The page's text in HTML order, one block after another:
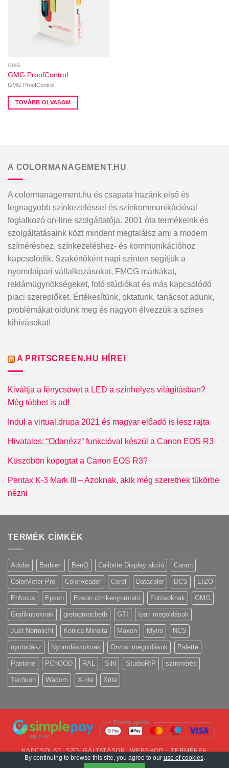
GMG
GMG ProofControl
GMG ProofControl
TOVÁBB OLVASOM
A COLORMANAGEMENT.HU
A colormanagement.hu és csapata hazánk első és
legnagyobb színkezeléssel és színkommunikációval
foglalkozó on-line szolgáltatója. 2001 óta termékeink és
szolgáltatásaink közt mindent megtalálsz ami a modern
szíméréshez, színkezeléshez- és kommunikációhoz
kapcsolódik. Szakértőként napi szinten segítjük a
nyomdaipari vállalkozásokat, FMCG márkákat,
reklámügynökségeket, fotó stúdiókat és más kapcsolódó
piaci szereplőket. Értékesítünk, oktatunk, tanácsot adunk,
problémákat oldunk meg és nagyon élvezzük a színes
kihívásokat!
A PRITSCREEN.HU HÍREI
Kiváltja a fénycsövet a LED a színhelyes világításban?
Még többet is ad!
Indul a virtual.drupa 2021 és magyar előadó is lesz rajta
Hivatalos: “Odanézz” funkcióval készül a Canon EOS R3
Küszöbön kopogtat a Canon EOS R3?
Pentax K-3 Mark III – Azoknak, akik még szeretnek tükörbe
nézni
TERMÉK CÍMKÉK
Adobe Barbieri BenQ Calibrite Display akció Canon
ColorMeter Pro ColorReader Corel Datacolor DCS EIZO
Enfocus Epson Epson címkenyomtató Fotósoknak GMG
Grafikusoknak gretagmacbeth GTI Ipari megoldások
Just Normlicht Konica Minolta Maxon Myiro NCS
nyomdász Nyomdászoknak Orvosi megoldások Palette
Pantone PChOOD RAL Sihl StudioRIP színmérés
Techkon Wacom X-rite Xrite
KAPCSOLAT SZOLGÁLTATÁSOK WEBSHOP – TERMÉKEK
Copyright 2026 ©Colormanagement.hu
By continuing to browse this site, you agree to our use of cookies.